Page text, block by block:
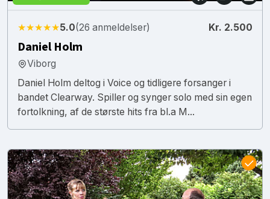
★★★★★5.0(26 anmeldelser) Kr. 2.500
Daniel Holm
Viborg
Daniel Holm deltog i Voice og tidligere forsanger i
bandet Clearway. Spiller og synger solo med sin egen
fortolkning, af de største hits fra bl.a M...